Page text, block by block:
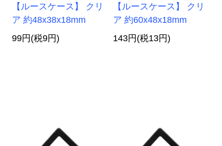
【ルースケース】 クリ
ア 約48x38x18mm
99円(税9円)
【ルースケース】 クリ
ア 約60x48x18mm
143円(税13円)